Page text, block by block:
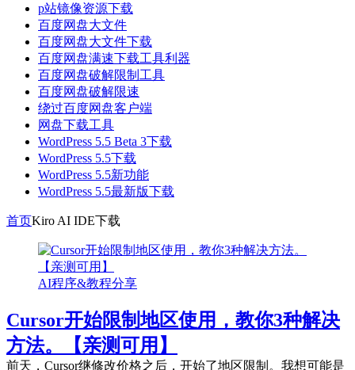
p站镜像资源下载
百度网盘大文件
百度网盘大文件下载
百度网盘满速下载工具利器
百度网盘破解限制工具
百度网盘破解限速
绕过百度网盘客户端
网盘下载工具
WordPress 5.5 Beta 3下载
WordPress 5.5下载
WordPress 5.5新功能
WordPress 5.5最新版下载
首页Kiro AI IDE下载
AI程序&教程分享
Cursor开始限制地区使用，教你3种解决
方法。【亲测可用】
前天，Cursor继修改价格之后，开始了地区限制。我想可能是